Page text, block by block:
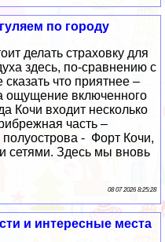
по городу
делать страховку для
здесь, по-сравнению с
что приятнее –
ощущение включенного
Кочи входит несколько
часть –
- Форт Кочи,
сетями. Здесь мы вновь
08 07 2026 8:25:28
и интересные места